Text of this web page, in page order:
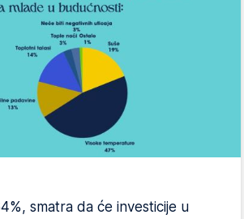
smatra da će investicije u